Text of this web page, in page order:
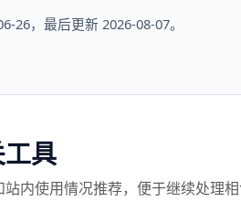
26，最后更新 2026-08-07。
具
内使用情况推荐，便于继续处理相